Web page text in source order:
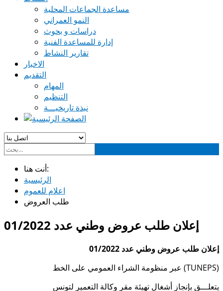
مساعدة الجماعات المحلية
النمو العمراني
دراسات و بحوث
إدارة للمساعدة الفنية
تقارير النشاط
الاخبار
التقديم
المهام
التنظيم
نبذة تاريخيـــة
أنت هنا:
الرئيسية
اعلام للعموم
طلب العروض
إعلان طلب عروض وطني عدد 01/2022
إعلان طلب عروض وطني عدد 01/2022
عبر منظومة الشراء العمومي على الخط (TUNEPS)